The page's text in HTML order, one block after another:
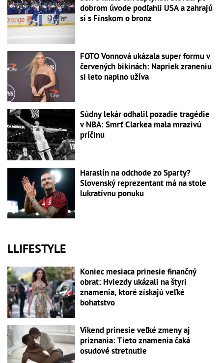
dobrom úvode podľahli USA a zahrajú
si s Fínskom o bronz
FOTO Vonnová ukázala super formu v
červených bikinách: Napriek zraneniu
si leto naplno užíva
Súdny lekár odhalil pozadie tragédie
v NBA: Smrť Clarkea mala mrazivú
príčinu
Haraslín na odchode zo Sparty?
Slovenský reprezentant má na stole
lukratívnu ponuku
LLIFESTYLE
Koniec mesiaca prinesie finančný
obrat: Hviezdy ukázali na štyri
znamenia, ktoré získajú veľké
bohatstvo
Víkend prinesie veľké zmeny aj
priznania: Tieto znamenia čaká
osudové stretnutie